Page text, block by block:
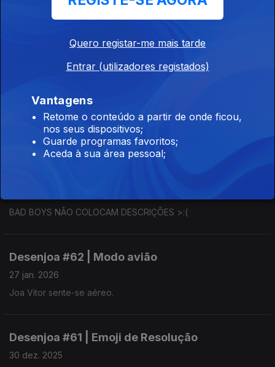
Desenjoa #65 | p4SSw0RD_3rrAd4!
Joa Vitor sente-se encriptado.
Desenjoa #64 | À noite no Oceanário
03 fev. 2026
Joa Vitor sente-se submerso.
BAD BOYS NÃO COLOCAM DESCRIÇÕES >:(
Desenjoa #62 | Modo avião
27 jan. 2026
Joa Vitor sente-se aéreo.
Desenjoa #61 | Emoji de Resolução
30 dez. 2025
Quero registar-me mais tarde
Entrar (utilizadores registados)
Vantagens
Retome o conteúdo a partir de onde ficou,
nos seus dispositivos;
Guarde programas favoritos;
Aceda à sua área pessoal;